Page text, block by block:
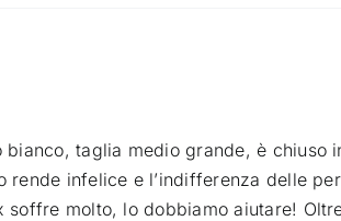
bianco, taglia medio grande, è chiuso
rende infelice e l’indifferenza delle
molto, lo dobbiamo aiutare!